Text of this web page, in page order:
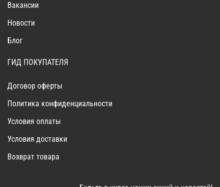
Вакансии
Новости
Блог
ГИД ПОКУПАТЕЛЯ
Договор оферты
Политика конфиденциальности
Условия оплаты
Условия доставки
Возврат товара